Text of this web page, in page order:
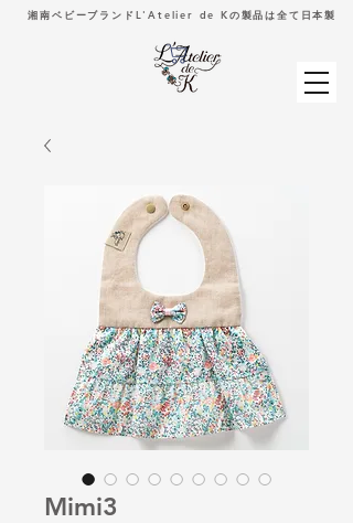
湘南ベビーブランドL'Atelier de Kの製品は全て日本製
Mimi3